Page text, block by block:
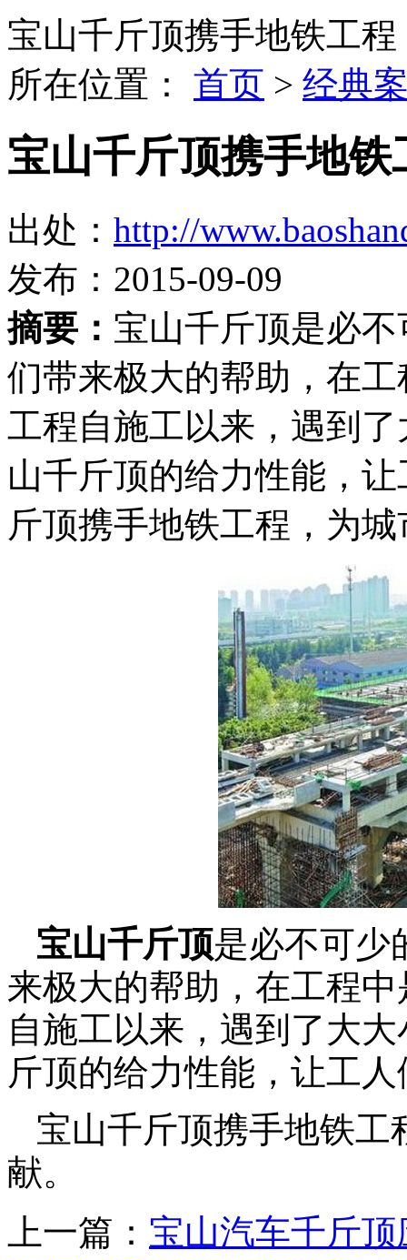
宝山千斤顶携手地铁工程
所在位置： 首页 > 经典
宝山千斤顶携手地铁
出处： http://
发布：2015-09-09
摘要： 宝山千斤顶是必
们带来极大的帮助，在
工程自施工以来，遇到
山千斤顶的给力性能，
斤顶携手地铁工程，为
宝山千斤顶是必不可少
来极大的帮助，在工程
自施工以来，遇到了大
斤顶的给力性能，让工
宝山千斤顶携手地铁
献。
上一篇： 宝山汽车千斤